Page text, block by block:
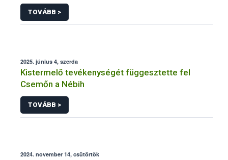
TOVÁBB >
2025. június 4, szerda
Kistermelő tevékenységét függesztette fel
Csemőn a Nébih
TOVÁBB >
2024. november 14, csütörtök